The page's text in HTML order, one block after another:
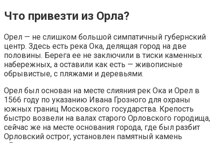
Что привезти из Орла?
Орел — не слишком большой симпатичный губернский
центр. Здесь есть река Ока, делящая город на две
половины. Берега ее не заключили в тиски каменных
набережных, а оставили как есть — живописные
обрывистые, с пляжами и деревьями.
Орел был основан на месте слияния рек Ока и Орел в
1566 году по указанию Ивана Грозного для охраны
южных границ Московского государства. Крепость
быстро возвели на валах старого Орловского городища,
сейчас же на месте основания города, где был разбит
Орловский острог, установлен памятный камень